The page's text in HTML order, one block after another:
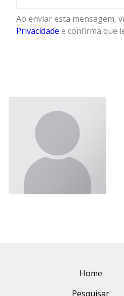
Ao enviar esta mensagem,
Privacidade e confirma que
Home
Pesquisar